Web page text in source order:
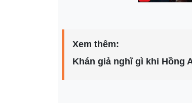
Xem thêm:
Khán giả nghĩ gì khi Hồng